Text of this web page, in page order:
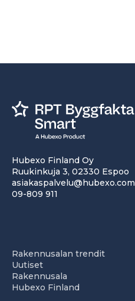
Hubexo Finland Oy
Ruukinkuja 3, 02330 Espoo
asiakaspalvelu@hubexo.com
09-809 911
Rakennusalan trendit
Uutiset
Rakennusala
Hubexo Finland